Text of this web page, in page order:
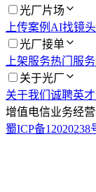
光厂片场
上传案例 AI找镜头
光厂接单
上架服务热门服务
关于光厂
关于我们 诚聘英才
增值电信业务经
蜀ICP备12020238